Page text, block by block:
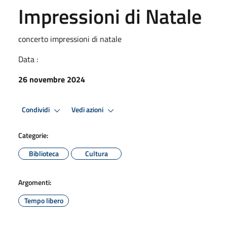
Impressioni di Natale
concerto impressioni di natale
Data :
26 novembre 2024
Condividi Vedi azioni
Categorie:
Biblioteca
Cultura
Argomenti:
Tempo libero